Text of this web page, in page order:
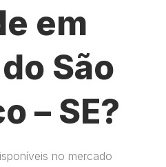
em
São
– SE?
no mercado